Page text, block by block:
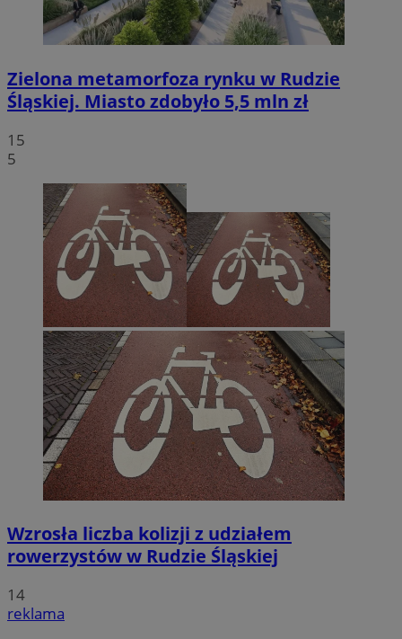
Zielona metamorfoza rynku w Rudzie
Śląskiej. Miasto zdobyło 5,5 mln zł
15
5
Wzrosła liczba kolizji z udziałem
rowerzystów w Rudzie Śląskiej
14
reklama